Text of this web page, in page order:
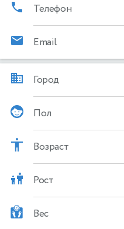
Телефон
Email
Город
Пол
Возраст
Рост
Вес